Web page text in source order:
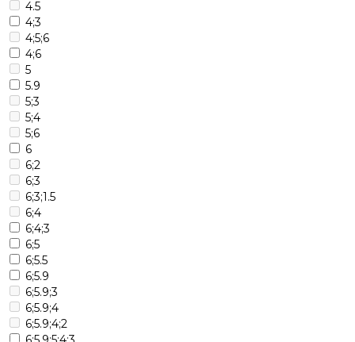
4.5
4;3
4;5;6
4;6
5
5.9
5;3
5;4
5;6
6
6;2
6;3
6;3;1.5
6;4
6;4;3
6;5
6;5.5
6;5.9
6;5.9;3
6;5.9;4
6;5.9;4;2